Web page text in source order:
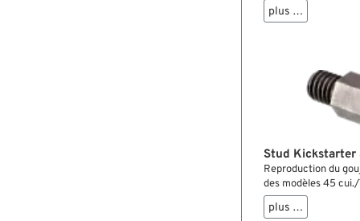
2084-41 et 33084-
plus …
Stud Kickstarter
Reproduction du
des modèles 45
plus …